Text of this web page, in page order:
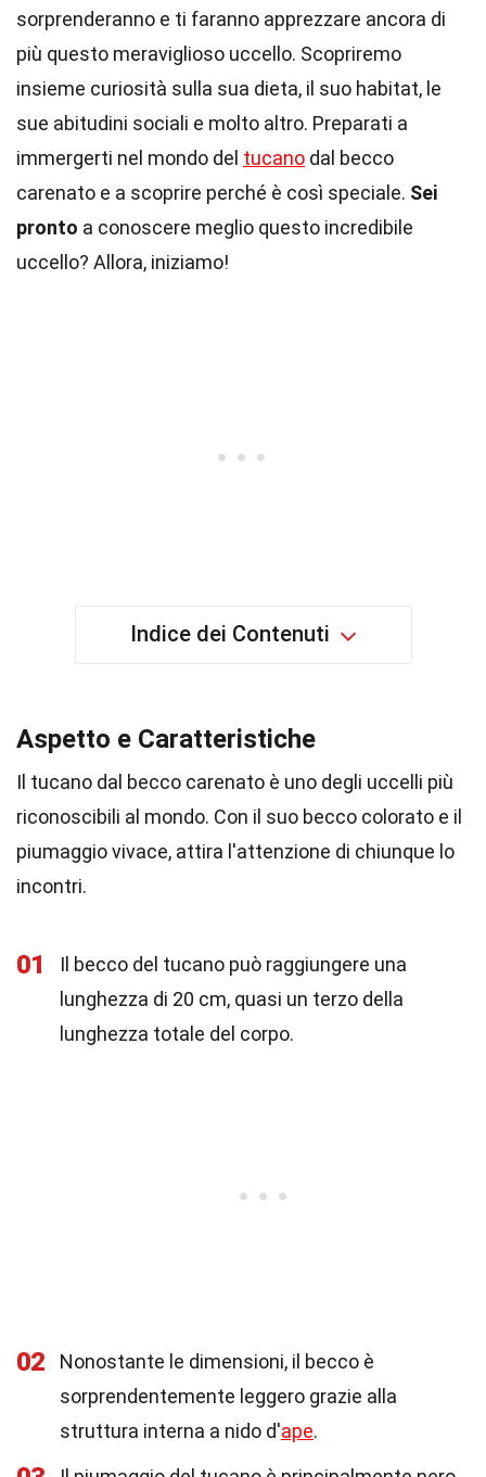
sorprenderanno e ti faranno apprezzare ancora di
più questo meraviglioso uccello. Scopriremo
insieme curiosità sulla sua dieta, il suo habitat, le
sue abitudini sociali e molto altro. Preparati a
immergerti nel mondo del tucano dal becco
carenato e a scoprire perché è così speciale. Sei
pronto a conoscere meglio questo incredibile
uccello? Allora, iniziamo!
Indice dei Contenuti
Aspetto e Caratteristiche
Il tucano dal becco carenato è uno degli uccelli più
riconoscibili al mondo. Con il suo becco colorato e il
piumaggio vivace, attira l'attenzione di chiunque lo
incontri.
01
Il becco del tucano può raggiungere una
lunghezza di 20 cm, quasi un terzo della
lunghezza totale del corpo.
02
Nonostante le dimensioni, il becco è
sorprendentemente leggero grazie alla
struttura interna a nido d'ape.